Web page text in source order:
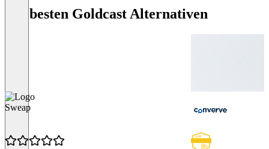
Die besten Goldcast Alternativen
Sweap